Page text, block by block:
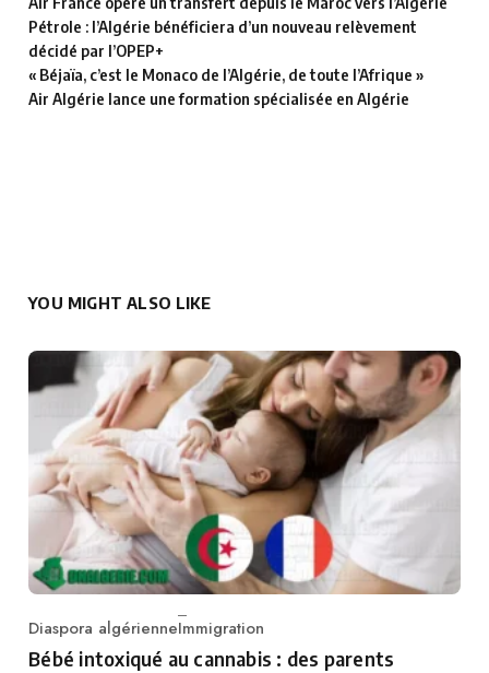
Pétrole : l’Algérie bénéficiera d’un nouveau relèvement
décidé par l’OPEP+
« Béjaïa, c’est le Monaco de l’Algérie, de toute l’Afrique »
Air Algérie lance une formation spécialisée en Algérie
YOU MIGHT ALSO LIKE
Category
Diaspora algérienneImmigration
Bébé intoxiqué au cannabis : des parents